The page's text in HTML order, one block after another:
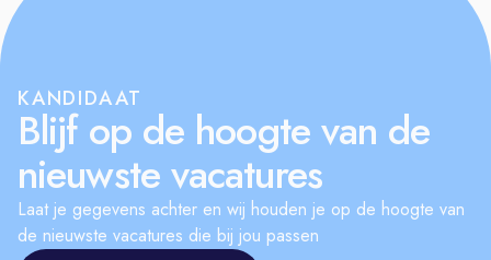
KANDIDAAT
Blijf op de hoogte van de
nieuwste vacatures
Laat je gegevens achter en wij houden je op de hoogte van
de nieuwste vacatures die bij jou passen